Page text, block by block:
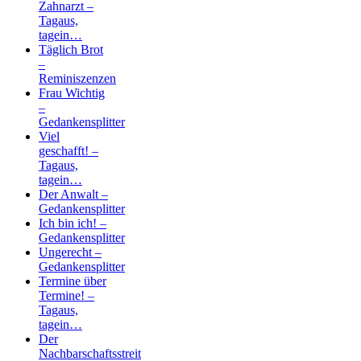
Zahnarzt –
Tagaus,
tagein…
Täglich Brot
–
Reminiszenzen
Frau Wichtig
–
Gedankensplitter
Viel
geschafft! –
Tagaus,
tagein…
Der Anwalt –
Gedankensplitter
Ich bin ich! –
Gedankensplitter
Ungerecht –
Gedankensplitter
Termine über
Termine! –
Tagaus,
tagein…
Der
Nachbarschaftsstreit